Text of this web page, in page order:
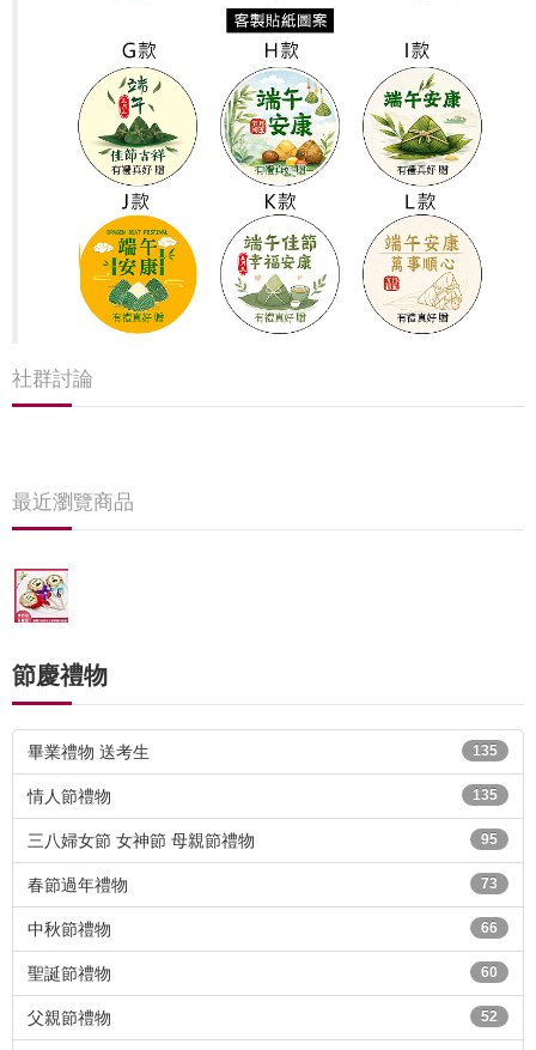
社群討論
最近瀏覽商品
節慶禮物
畢業禮物 送考生 135
情人節禮物 135
三八婦女節 女神節 母親節禮物 95
春節過年禮物 73
中秋節禮物 66
聖誕節禮物 60
父親節禮物 52